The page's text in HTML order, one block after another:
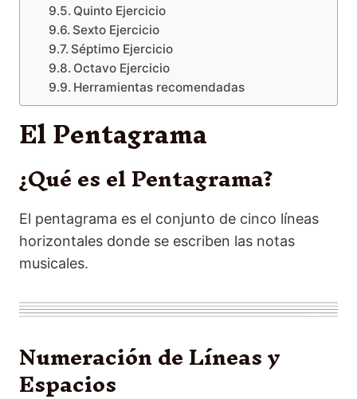
Quinto Ejercicio
Sexto Ejercicio
Séptimo Ejercicio
Octavo Ejercicio
Herramientas recomendadas
El Pentagrama
¿Qué es el Pentagrama?
El pentagrama es el conjunto de cinco líneas
horizontales donde se escriben las notas
musicales.
Numeración de Líneas y
Espacios